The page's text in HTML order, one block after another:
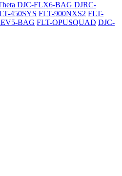
DJC-FLX6-BAG DJRC-
450SYS FLT-900NXS2 FLT-
BAG FLT-OPUSQUAD DJC-